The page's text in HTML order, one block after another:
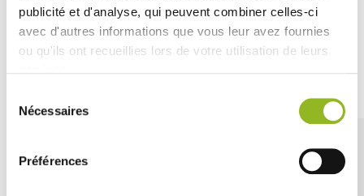
publicité et d'analyse, qui peuvent combiner celles-ci
avec d'autres informations que vous leur avez fournies
ou qu'ils ont recueillies lors de votre utilisation de leurs
Nécessaires
Préférences